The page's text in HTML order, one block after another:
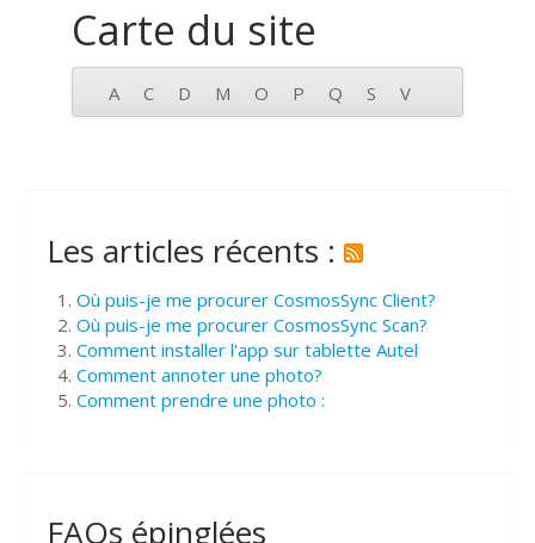
Carte du site
A C D M O P Q S V
Les articles récents :
Où puis-je me procurer CosmosSync Client?
Où puis-je me procurer CosmosSync Scan?
Comment installer l'app sur tablette Autel
Comment annoter une photo?
Comment prendre une photo :
FAQs épinglées